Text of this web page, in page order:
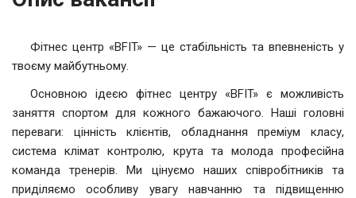
Фітнес центр «BFIT» — це стабільність та впевненість у
твоєму майбутньому.
Основною ідеєю фітнес центру «BFIT» є можливість
заняття спортом для кожного бажаючого. Наші головні
переваги: цінність клієнтів, обладнання преміум класу,
система клімат контролю, крута та молода професійна
команда тренерів. Ми цінуємо наших співробітників та
приділяємо особливу увагу навчанню та підвищенню